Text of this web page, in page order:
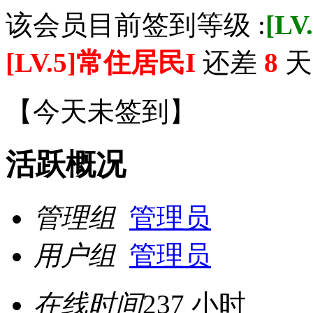
该会员目前签到等级 :
[LV.5]常住居民I 还差 8
【今天未签到 】
活跃概况
管理组 管理员
用户组 管理员
在线时间237 小时